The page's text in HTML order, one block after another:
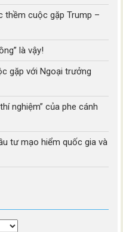
thềm cuộc gặp Trump –
là vậy!
gặp với Ngoại trưởng
nghiệm” của phe cánh
tư mạo hiểm quốc gia và